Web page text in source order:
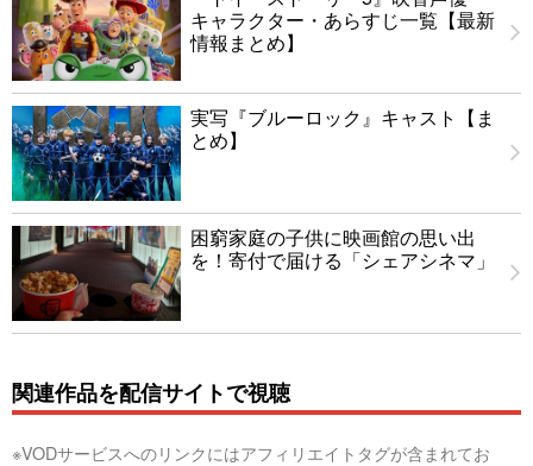
キャラクター・あらすじ一覧【最新
情報まとめ】
実写『ブルーロック』キャスト【ま
とめ】
困窮家庭の子供に映画館の思い出
を！寄付で届ける「シェアシネマ」
関連作品を配信サイトで視聴
※VODサービスへのリンクにはアフィリエイトタグが含まれてお